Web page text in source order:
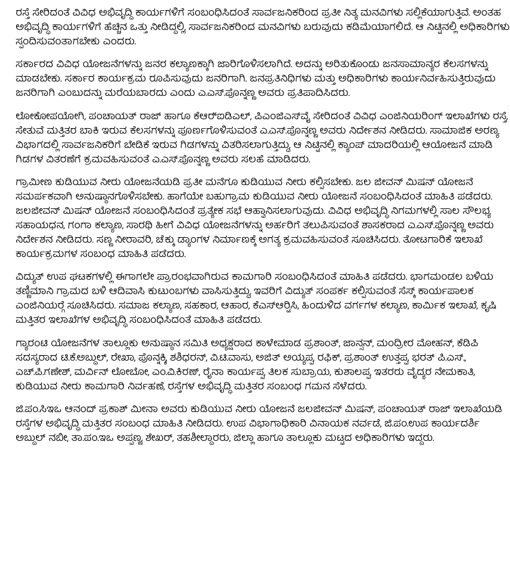
ರಸ್ತೆ ಸೇರಿದಂತೆ ವಿವಿಧ ಅಭಿವೃದ್ದಿ ಕಾರ್ಯಗಳಿಗೆ ಸಂಬಂಧಿಸಿದಂತೆ ಸಾರ್ವಜನಿಕರಿಂದ ಪ್ರತೀ ನಿತ್ಯ ಮನವಿಗಳು ಸಲ್ಲಿಕೆಯಾಗುತ್ತಿವೆ. ಅಂತಹ
ಅಭಿವೃದ್ಧಿ ಕಾರ್ಯಗಳಿಗೆ ಹೆಚ್ಚಿನ ಒತ್ತು ನೀಡಿದ್ದಲ್ಲಿ, ಸಾರ್ವಜನಿಕರಿಂದ ಮನವಿಗಳು ಬರುವುದು ಕಡಿಮೆಯಾಗಲಿದೆ. ಆ ನಿಟ್ಟಿನಲ್ಲಿ ಅಧಿಕಾರಿಗಳು
ಸ್ಪಂದಿಸುವಂತಾಗಬೇಕು ಎಂದರು.
ಸರ್ಕಾರದ ವಿವಿಧ ಯೋಜನೆಗಳನ್ನು ಜನರ ಕಲ್ಯಾಣಕ್ಕಾಗಿ ಜಾರಿಗೊಳಿಸಲಾಗಿದೆ. ಅದನ್ನು ಅರಿತುಕೊಂಡು ಜನಸಾಮಾನ್ಯರ ಕೆಲಸಗಳನ್ನು
ಮಾಡಬೇಕು. ಸರ್ಕಾರ ಕಾರ್ಯಕ್ರಮ ರೂಪಿಸುವುದು ಜನರಿಗಾಗಿ. ಜನಪ್ರತಿನಿಧಿಗಳು ಮತ್ತು ಅಧಿಕಾರಿಗಳು ಕಾರ್ಯನಿರ್ವಹಿಸುತ್ತಿರುವುದು
ಜನರಿಗಾಗಿ ಎಂಬುದನ್ನು ಮರೆಯಬಾರದು ಎಂದು ಎ.ಎಸ್.ಪೊನ್ನಣ್ಣ ಅವರು ಪ್ರತಿಪಾದಿಸಿದರು.
ಲೋಕೋಪಯೋಗಿ, ಪಂಚಾಯತ್ ರಾಜ್ ಹಾಗೂ ಕೆಆರ್‍ಐಡಿಎಲ್, ಪಿಎಂಜಿಎಸ್‍ವೈ ಸೇರಿದಂತೆ ವಿವಿಧ ಎಂಜಿನಿಯರಿಂಗ್ ಇಲಾಖೆಗಳು ರಸ್ತೆ,
ಸೇತುವೆ ಮತ್ತಿತರ ಬಾಕಿ ಇರುವ ಕೆಲಸಗಳನ್ನು ಪೂರ್ಣಗೊಳಿಸುವಂತೆ ಎ.ಎಸ್.ಪೊನ್ನಣ್ಣ ಅವರು ನಿರ್ದೇಶನ ನೀಡಿದರು. ಸಾಮಾಜಿಕ ಅರಣ್ಯ
ವಿಭಾಗದಲ್ಲಿ ಸಾರ್ವಜನಿಕರಿಗೆ ಬೇಡಿಕೆ ಇರುವ ಗಿಡಗಳನ್ನು ವಿತರಿಸಲಾಗುತ್ತಿದ್ದು, ಆ ನಿಟ್ಟಿನಲ್ಲಿ ಕ್ಯಾಂಪ್ ಮಾದರಿಯಲ್ಲಿ ಆಯೋಜನೆ ಮಾಡಿ
ಗಿಡಗಳ ವಿತರಣೆಗೆ ಕ್ರಮವಹಿಸುವಂತೆ ಎ.ಎಸ್.ಪೊನ್ನಣ್ಣ ಅವರು ಸಲಹೆ ಮಾಡಿದರು.
ಗ್ರಾಮೀಣ ಕುಡಿಯುವ ನೀರು ಯೋಜನೆಯಡಿ ಪ್ರತೀ ಮನೆಗೂ ಕುಡಿಯುವ ನೀರು ಕಲ್ಪಿಸಬೇಕು. ಜಲ ಜೀವನ್ ಮಿಷನ್ ಯೋಜನೆ
ಸಮರ್ಪಕವಾಗಿ ಅನುಷ್ಠಾನಗೊಳಿಸಬೇಕು. ಹಾಗೆಯೇ ಬಹುಗ್ರಾಮ ಕುಡಿಯುವ ನೀರು ಯೋಜನೆ ಸಂಬಂಧಿಸಿದಂತೆ ಮಾಹಿತಿ ಪಡೆದರು.
ಜಲಜೀವನ್ ಮಿಷನ್ ಯೋಜನೆ ಸಂಬಂಧಿಸಿದಂತೆ ಪ್ರತ್ಯೇಕ ಸಭೆ ಆಹ್ವಾನಿಸಲಾಗುವುದು. ವಿವಿಧ ಅಭಿವೃದ್ಧಿ ನಿಗಮಗಳಲ್ಲಿ ಸಾಲ ಸೌಲಭ್ಯ
ಸಹಾಯಧನ, ಗಂಗಾ ಕಲ್ಯಾಣ, ಸಾರಥಿ ಹೀಗೆ ವಿವಿಧ ಯೋಜನೆಗಳನ್ನು ಅರ್ಹರಿಗೆ ತಲುಪಿಸುವಂತೆ ಶಾಸಕರಾದ ಎ.ಎಸ್.ಪೊನ್ನಣ್ಣ ಅವರು
ನಿರ್ದೇಶನ ನೀಡಿದರು. ಸಣ್ಣ ನೀರಾವರಿ, ಚೆಕ್ಕು ಡ್ಯಾಂಗಳ ನಿರ್ಮಾಣಕ್ಕೆ ಅಗತ್ಯ ಕ್ರಮವಹಿಸುವಂತೆ ಸೂಚಿಸಿದರು. ತೋಟಗಾರಿಕೆ ಇಲಾಖೆ
ಕಾರ್ಯಕ್ರಮಗಳ ಸಂಬಂಧ ಮಾಹಿತಿ ಪಡೆದರು.
ವಿದ್ಯುತ್ ಉಪ ಘಟಕಗಳಲ್ಲಿ ಈಗಾಗಲೇ ಪ್ರಾರಂಭವಾಗಿರುವ ಕಾಮಗಾರಿ ಸಂಬಂಧಿಸಿದಂತೆ ಮಾಹಿತಿ ಪಡೆದರು. ಭಾಗಮಂಡಲ ಬಳಿಯ
ತಣ್ಣಿಮಾನಿ ಗ್ರಾಮದ ಬಳಿ ಆದಿವಾಸಿ ಕುಟುಂಬಗಳು ವಾಸಿಸುತ್ತಿದ್ದು, ಇವರಿಗೆ ವಿದ್ಯುತ್ ಸಂಪರ್ಕ ಕಲ್ಪಿಸುವಂತೆ ಸೆಸ್ಕ್ ಕಾರ್ಯಪಾಲಕ
ಎಂಜಿನಿಯರ್‍ಗೆ ಸೂಚಿಸಿದರು. ಸಮಾಜ ಕಲ್ಯಾಣ, ಸಹಕಾರ, ಆಹಾರ, ಕೆಎಸ್‍ಆರ್‍ಟಿಸಿ, ಹಿಂದುಳಿದ ವರ್ಗಗಳ ಕಲ್ಯಾಣ, ಕಾರ್ಮಿಕ ಇಲಾಖೆ, ಕೃಷಿ
ಮತ್ತಿತರ ಇಲಾಖೆಗಳ ಅಭಿವೃದ್ಧಿ ಸಂಬಂಧಿಸಿದಂತೆ ಮಾಹಿತಿ ಪಡೆದರು.
ಗ್ಯಾರಂಟಿ ಯೋಜನೆಗಳ ತಾಲ್ಲೂಕು ಅನುಷ್ಠಾನ ಸಮಿತಿ ಅಧ್ಯಕ್ಷರಾದ ಕಾಳೇಮಾಡ ಪ್ರಶಾಂತ್, ಜಾನ್ಸನ್, ಮಂದ್ರೀರ ಮೋಹನ್, ಕೆಡಿಪಿ
ಸದಸ್ಯರಾದ ಟಿ.ಕೆ.ಅಬ್ದುಲ್, ರೇಖಾ, ಪೊನ್ನಕ್ಕಿ, ಶಶಿಧರನ್, ವಿ.ಟಿ.ವಾಸು, ಅಜಿತ್ ಅಯ್ಯಪ್ಪ, ರಫಿಕ್, ಪ್ರಶಾಂತ್ ಉತ್ತಪ್ಪ, ಭರತ್ ಪಿ.ಎಸ್.,
ಎಚ್.ಪಿ.ಗಣೇಶ್, ಮರ್ವಿನ್ ಲೋಬೋ, ಎಂ.ವಿ.ಕಿರಣ್, ರೈನಾ ಕಾರ್ಯಪ್ಪ, ತಿಲಕ ಸುಬ್ರಾಯ, ಕುಶಾಲಪ್ಪ, ಇತರರು ವೈದ್ಯರ ನೇಮಕಾತಿ,
ಕುಡಿಯುವ ನೀರು ಕಾಮಗಾರಿ ನಿರ್ವಹಣೆ, ರಸ್ತೆಗಳ ಅಭಿವೃದ್ಧಿ ಮತ್ತಿತರ ಸಂಬಂಧ ಗಮನ ಸೆಳೆದರು.
ಜಿ.ಪಂ.ಸಿಇಒ ಆನಂದ್ ಪ್ರಕಾಶ್ ಮೀನಾ ಅವರು ಕುಡಿಯುವ ನೀರು ಯೋಜನೆ ಜಲಜೀವನ್ ಮಿಷನ್, ಪಂಚಾಯತ್ ರಾಜ್ ಇಲಾಖೆಯಡಿ
ರಸ್ತೆಗಳ ಅಭಿವೃದ್ಧಿ ಮತ್ತಿತರ ಸಂಬಂಧ ಮಾಹಿತಿ ನೀಡಿದರು. ಉಪ ವಿಭಾಗಾಧಿಕಾರಿ ವಿನಾಯಕ ನರ್ವಡೆ, ಜಿ.ಪಂ.ಉಪ ಕಾರ್ಯದರ್ಶಿ
ಅಬ್ದುಲ್ ನಬೀ, ತಾ.ಪಂ.ಇಒ ಅಪ್ಪಣ್ಣ, ಶೇಖರ್, ತಹಶೀಲ್ದಾರರು, ಜಿಲ್ಲಾ ಹಾಗೂ ತಾಲ್ಲೂಕು ಮಟ್ಟದ ಅಧಿಕಾರಿಗಳು ಇದ್ದರು.